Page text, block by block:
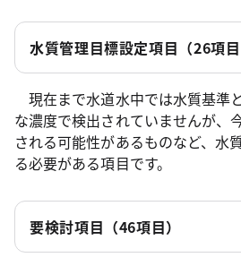
水質管理目標設定項目（26項目
現在まで水道水中では水質基準
な濃度で検出されていませんが、
される可能性があるものなど、水
る必要がある項目です。
要検討項目（46項目）